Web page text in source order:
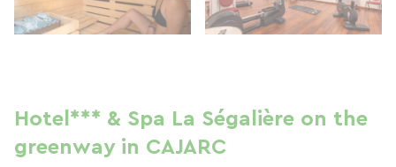
Hotel*** & Spa La Ségalière on the
greenway in CAJARC